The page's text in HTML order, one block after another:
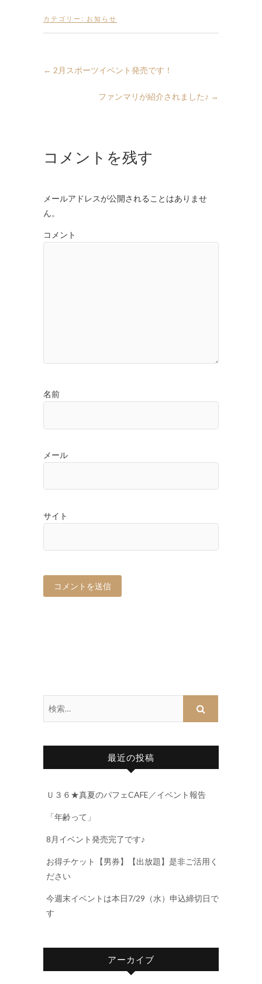
カテゴリー: お知らせ
← 2月スポーツイベント発売です！
ファンマリが紹介されました♪ →
コメントを残す
メールアドレスが公開されることはありませ
ん。
コメント
名前
メール
サイト
最近の投稿
Ｕ３６★真夏のパフェCAFE／イベント報告
「年齢って」
8月イベント発売完了です♪
お得チケット【男券】【出放題】是非ご活用く
ださい
今週末イベントは本日7/29（水）申込締切日で
す
アーカイブ